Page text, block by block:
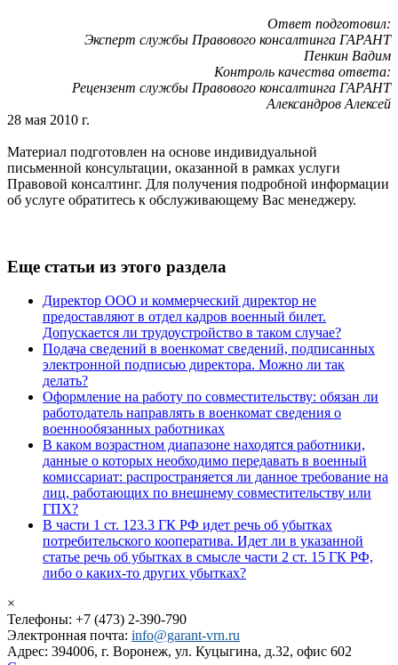
Ответ подготовил:
Эксперт службы Правового консалтинга ГАРАНТ
Пенкин Вадим
Контроль качества ответа:
Рецензент службы Правового консалтинга ГАРАНТ
Александров Алексей
28 мая 2010 г.
Материал подготовлен на основе индивидуальной
письменной консультации, оказанной в рамках услуги
Правовой консалтинг. Для получения подробной информации
об услуге обратитесь к обслуживающему Вас менеджеру.
Еще статьи из этого раздела
Директор ООО и коммерческий директор не
предоставляют в отдел кадров военный билет.
Допускается ли трудоустройство в таком случае?
Подача сведений в военкомат сведений, подписанных
электронной подписью директора. Можно ли так
делать?
Оформление на работу по совместительству: обязан ли
работодатель направлять в военкомат сведения о
военнообязанных работниках
В каком возрастном диапазоне находятся работники,
данные о которых необходимо передавать в военный
комиссариат: распространяется ли данное требование на
лиц, работающих по внешнему совместительству или
ГПХ?
В части 1 ст. 123.3 ГК РФ идет речь об убытках
потребительского кооператива. Идет ли в указанной
статье речь об убытках в смысле части 2 ст. 15 ГК РФ,
либо о каких-то других убытках?
×
Телефоны: +7 (473) 2-390-790
Электронная почта: info@garant-vrn.ru
Адрес: 394006, г. Воронеж, ул. Куцыгина, д.32, офис 602